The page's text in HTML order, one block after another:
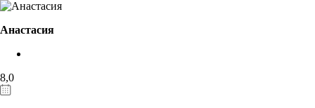
Анастасия
8,0